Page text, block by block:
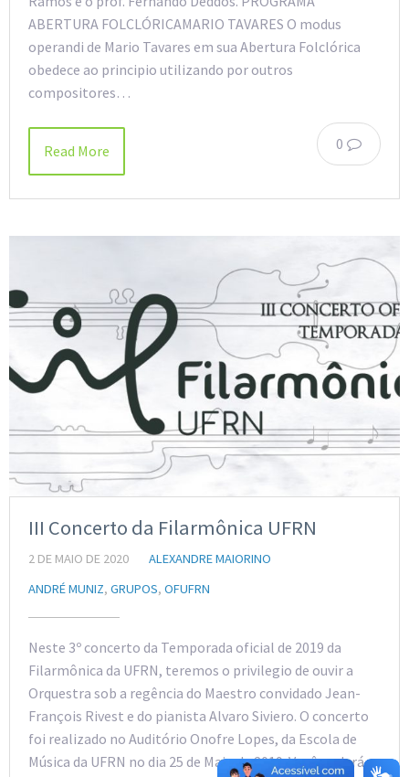
ABERTURA FOLCLÓRICAMARIO TAVARES O modus
operandi de Mario Tavares em sua Abertura Folclórica
obedece ao principio utilizando por outros
compositores…
0
Read More
III Concerto da Filarmônica UFRN
2 DE MAIO DE 2020
ALEXANDRE MAIORINO
ANDRÉ MUNIZ, GRUPOS, OFUFRN
Neste 3º concerto da Temporada oficial de 2019 da
Filarmônica da UFRN, teremos o privilegio de ouvir a
Orquestra sob a regência do Maestro convidado Jean-
François Rivest e do pianista Alvaro Siviero. O concerto
foi realizado no Auditório Onofre Lopes, da Escola de
Música da UFRN no dia 25 de Maio de 2019. Você poderá